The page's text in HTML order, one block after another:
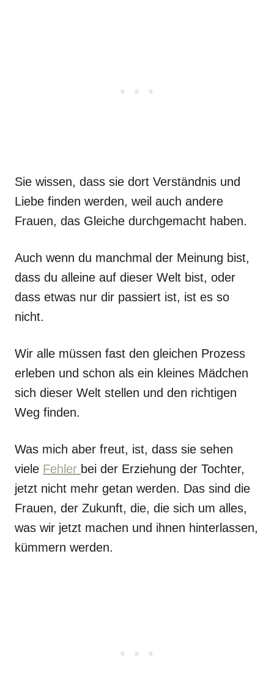
Sie wissen, dass sie dort Verständnis und
Liebe finden werden, weil auch andere
Frauen, das Gleiche durchgemacht haben.
Auch wenn du manchmal der Meinung bist,
dass du alleine auf dieser Welt bist, oder
dass etwas nur dir passiert ist, ist es so
nicht.
Wir alle müssen fast den gleichen Prozess
erleben und schon als ein kleines Mädchen
sich dieser Welt stellen und den richtigen
Weg finden.
Was mich aber freut, ist, dass sie sehen
viele Fehler bei der Erziehung der Tochter,
jetzt nicht mehr getan werden. Das sind die
Frauen, der Zukunft, die, die sich um alles,
was wir jetzt machen und ihnen hinterlassen,
kümmern werden.